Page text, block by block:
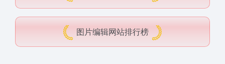
图片编辑网站排行榜